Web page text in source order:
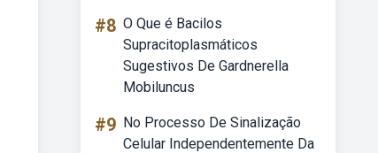
#8 O Que é Bacilos
Supracitoplasmáticos
Sugestivos De Gardnerella
Mobiluncus
#9 No Processo De Sinalização
Celular Independentemente Da